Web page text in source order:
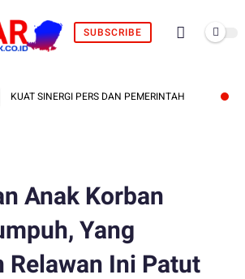
SUBSCRIBE
SINERGI PERS DAN PEMERINTAH FBI
Anak Korban
Yang
Relawan Ini Patut